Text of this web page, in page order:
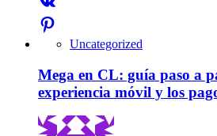
Uncategorized
Mega en CL: guía paso a
experiencia móvil y los